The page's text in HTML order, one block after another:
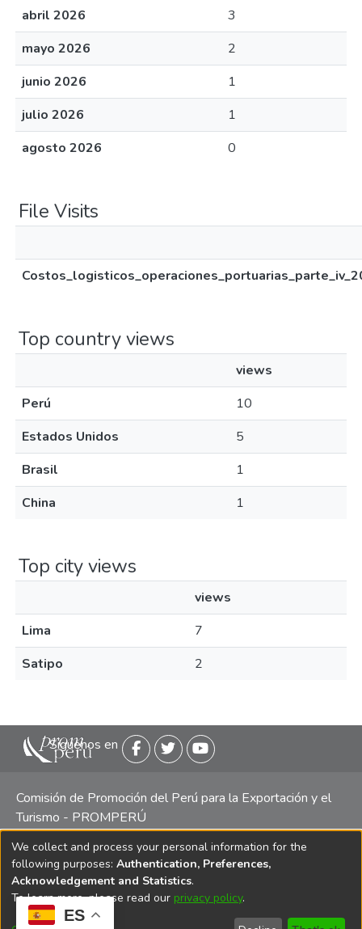
ES
abril 2026
3
mayo 2026
2
junio 2026
1
julio 2026
1
agosto 2026
0
File Visits
Top country views
views
Perú
10
Estados Unidos
5
Brasil
1
China
1
Top city views
views
Lima
7
Satipo
2
Siguenos en
Comisión de Promoción del Perú para la Exportación y el
Turismo - PROMPERÚ
Central telefónica: (511) 616 7300 / 616 7400 Calle Uno
Oeste 50, Edificio Mincetur, Pisos 13 y 14, San Isidro -
Lima
We collect and process your personal information for the
following purposes: Authentication, Preferences,
Acknowledgement and Statistics.
To learn more, please read our privacy policy.